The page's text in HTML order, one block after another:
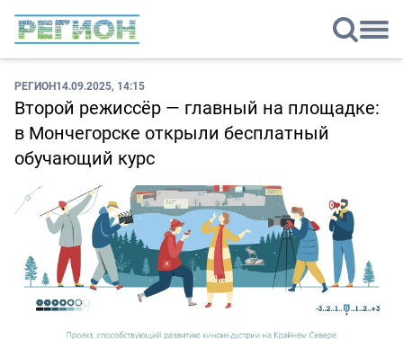
РЕГИОН14.09.2025, 14:15
Второй режиссёр — главный на площадке:
в Мончегорске открыли бесплатный
обучающий курс